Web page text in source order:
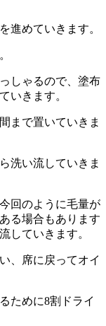
進めていきます。
しゃるので、塗布
いきます。
まで置いていきま
洗い流していきま
回のように毛量が
る場合もあります
していきます。
、席に戻ってオイ
ために8割ドライ